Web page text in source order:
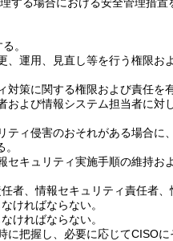
。
運用、見直し等を行う権限お
策に関する権限および責任を有
よび情報システム担当者に対
ィ侵害のおそれがある場合に
キュリティ実施手順の維持お
者、情報セキュリティ責任者、
ければならない。
ければならない。
に把握し、必要に応じてCISO